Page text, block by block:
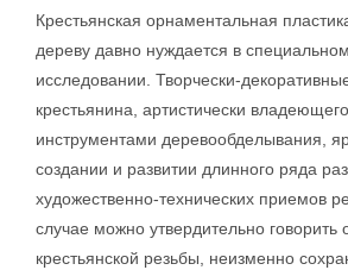
Крестьянская орнаментальная
дереву давно нуждается в
исследовании. Творчески-
крестьянина, артистически
инструментами деревообделывания,
создании и развитии длинного ряда
художественно-технических приемов
случае можно утвердительно говорить
крестьянской резьбы, неизменно